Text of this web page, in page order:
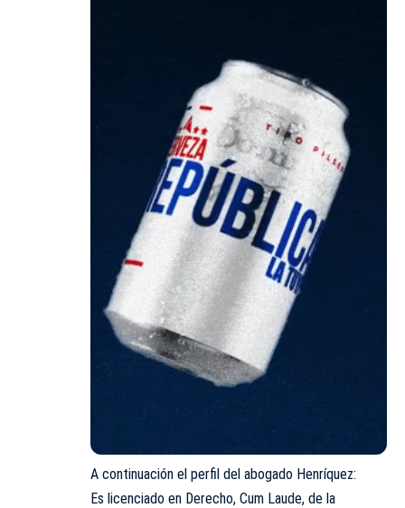
A continuación el perfil del abogado Henríquez:
Es licenciado en Derecho, Cum Laude, de la